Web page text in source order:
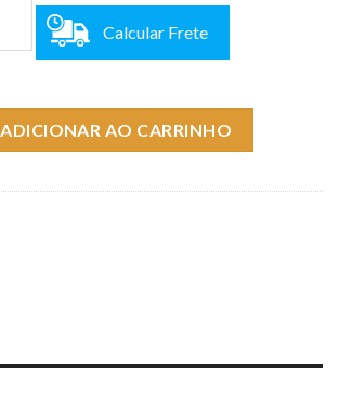
Calcular Frete
ADICIONAR AO CARRINHO